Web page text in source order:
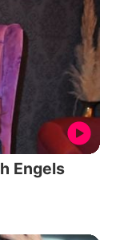
Engels